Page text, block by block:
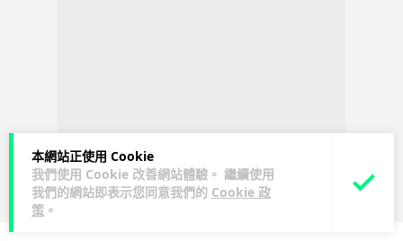
本網站正使用 Cookie
我們使用 Cookie 改善網站體驗。 繼續使用
我們的網站即表示您同意我們的 Cookie 政
策 。